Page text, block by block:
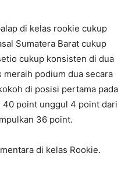
di kelas rookie cukup
Sumatera Barat cukup
cukup konsisten di dua
meraih podium dua secara
di posisi pertama pada
40 point unggul 4 point dari
36 point.
di kelas Rookie.